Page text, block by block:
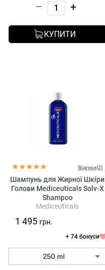
– +
КУПИТИ
Відгуки(2)
Шампунь для Жирної Шкіри
Голови Mediceuticals Solv-X
Shampoo
Mediceuticals
1 495 грн.
+ 74 бонуси